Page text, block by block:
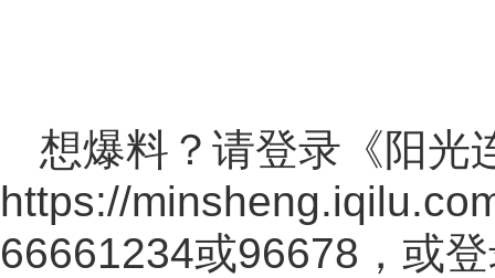
想爆料？请登录《阳光
https://
66661234或96678，或